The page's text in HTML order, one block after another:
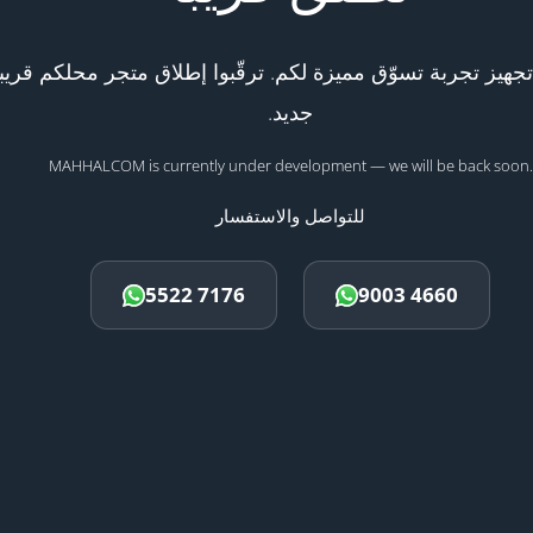
تجربة تسوّق مميزة لكم. ترقّبوا إطلاق متجر محلكم
جديد.
MAHHALCOM is currently under development — we will be back soon.
للتواصل والاستفسار
5522 7176 9003 4660